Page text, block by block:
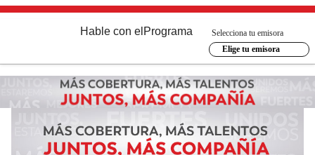
Hable con el Programa
Selecciona tu emisora
Elige tu emisora